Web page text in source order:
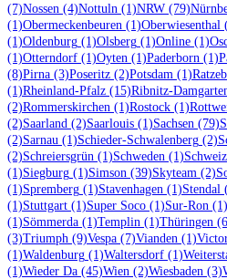
(7)Nossen (4)Nottuln (1)NRW (79)
(1)Obermeckenbeuren (1)Oberwiesenthal
(1)Oldenburg (1)Olsberg (1)Online (1)
(1)Otterndorf (1)Oyten (1)Paderborn (1)
(8)Pirna (3)Poseritz (2)Potsdam (1)
(1)Rheinland-Pfalz (15)Ribnitz-
(2)Rommerskirchen (1)Rostock (1)
(2)Saarland (2)Saarlouis (1)Sachsen (79)
(2)Sarnau (1)Schieder-Schwalenberg (2)
(2)Schreiersgrün (1)Schweden (1)Schweiz
(1)Siegburg (1)Simson (39)Skyteam (2)
(1)Spremberg (1)Stavenhagen (1)Stendal
(1)Stuttgart (1)Super Soco (1)Sur-Ron (1)
(1)Sömmerda (1)Templin (1)Thüringen
(3)Triumph (9)Vespa (7)Vianden (1)
(1)Waldenburg (1)Waltersdorf (1)
(1)Wieder Da (45)Wien (2)Wiesbaden (3)